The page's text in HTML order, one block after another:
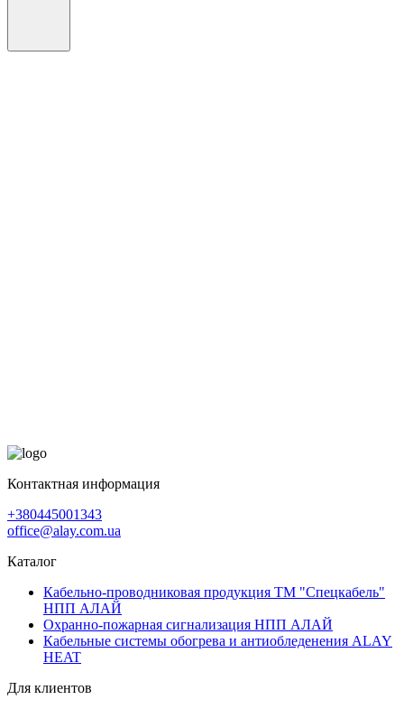
Контактная информация
+380445001343
office@alay.com.ua
Каталог
Кабельно-проводниковая продукция ТМ "Спецкабель"
НПП АЛАЙ
Охранно-пожарная сигнализация НПП АЛАЙ
Кабельные системы обогрева и антиобледенения ALAY
HEAT
Для клиентов